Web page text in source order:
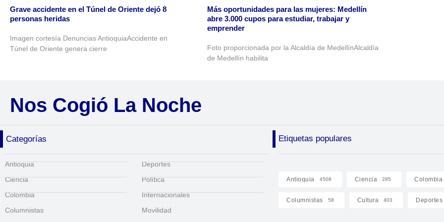
Grave accidente en el Túnel de Oriente dejó 8
personas heridas
Imagen cortesía Denuncias AntioquiaAccidente en
Túnel de Oriente genera cierre
Más oportunidades para las mujeres: Medellín
abre 3.000 cupos para estudiar, trabajar y
emprender
Foto proporcionada por la Alcaldía de MedellínAlcaldía
de Medellín habilita
Nos Cogió La Noche
Categorías Etiquetas populares
Antioquia
Ciencia
Colombia
Columnistas
Deportes
Política
Internacionales
Movilidad
Antioquia 4508 Ciencia 285 Colombia
Columnistas 58 Cultura 403 Deportes